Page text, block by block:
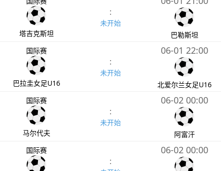
塔吉克斯坦
:
未开始
巴勒斯坦
国际赛
巴拉圭女足U16
:
未开始
06-01 22:00
北爱尔兰女足U16
国际赛
马尔代夫
:
未开始
06-02 00:00
阿富汗
国际赛
:
06-02 00:00